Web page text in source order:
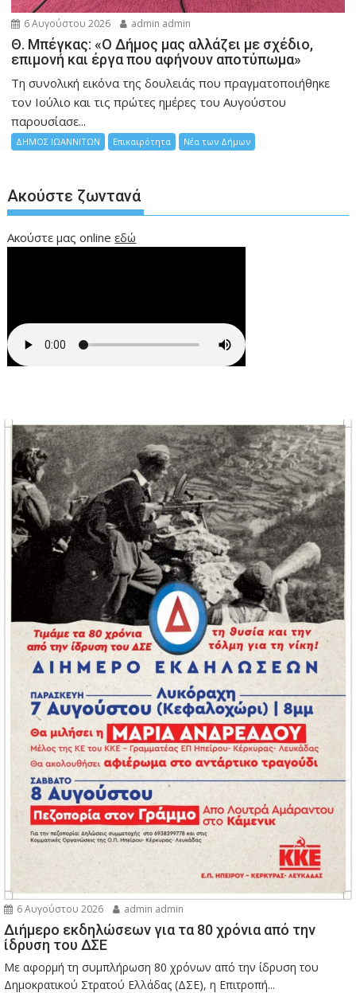
6 Αυγούστου 2026 admin admin
Θ. Μπέγκας: «Ο Δήμος μας αλλάζει με σχέδιο,
επιμονή και έργα που αφήνουν αποτύπωμα»
Τη συνολική εικόνα της δουλειάς που πραγματοποιήθηκε
τον Ιούλιο και τις πρώτες ημέρες του Αυγούστου
παρουσίασε...
ΔΗΜΟΣ ΙΩΑΝΝΙΤΩΝ Επικαιρότητα Νέα των Δήμων
Ακούστε ζωντανά
Ακούστε μας onlineεδώ
6 Αυγούστου 2026 admin admin
Διήμερο εκδηλώσεων για τα 80 χρόνια από την
ίδρυση του ΔΣΕ
Με αφορμή τη συμπλήρωση 80 χρόνων από την ίδρυση του
Δημοκρατικού Στρατού Ελλάδας (ΔΣΕ), η Επιτροπή...